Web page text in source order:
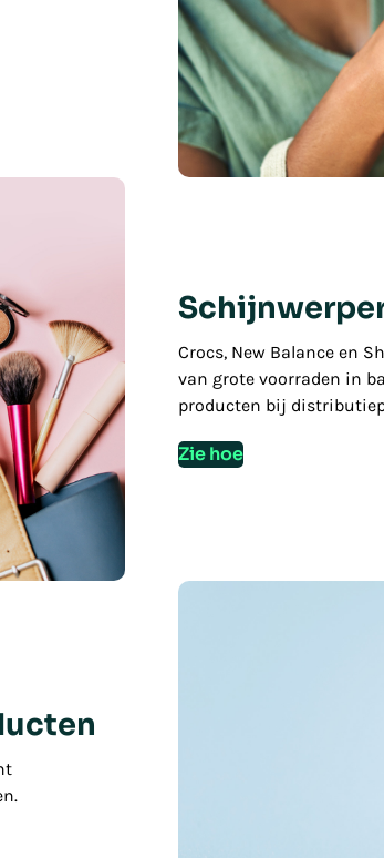
Crocs, New Balance en
van grote voorraden in
producten bij
Zie hoe